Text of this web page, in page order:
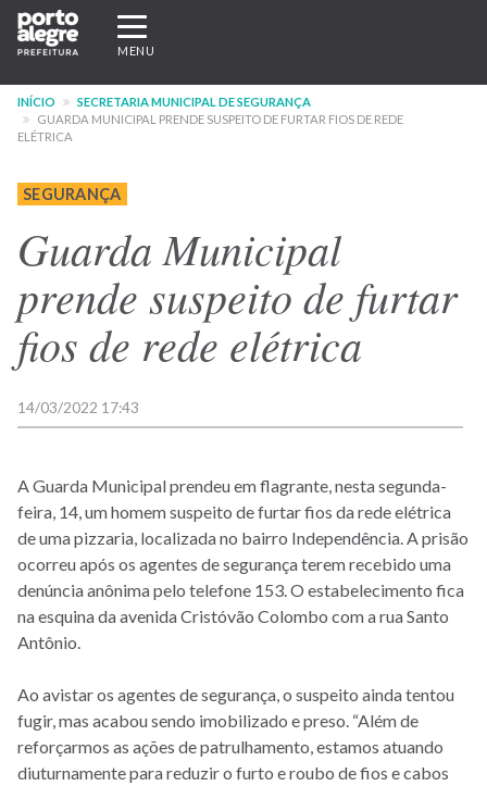
Pular
para
conteúdo
principal
Expandir/recolher
navegação
MENU
INÍCIO
SECRETARIA MUNICIPAL DE SEGURANÇA
GUARDA MUNICIPAL PRENDE SUSPEITO DE FURTAR FIOS DE REDE
ELÉTRICA
SEGURANÇA
Guarda Municipal
prende suspeito de furtar
fios de rede elétrica
14/03/2022 17:43
A Guarda Municipal prendeu em flagrante, nesta segunda-
feira, 14, um homem suspeito de furtar fios da rede elétrica
de uma pizzaria, localizada no bairro Independência. A prisão
ocorreu após os agentes de segurança terem recebido uma
denúncia anônima pelo telefone 153. O estabelecimento fica
na esquina da avenida Cristóvão Colombo com a rua Santo
Antônio.
Ao avistar os agentes de segurança, o suspeito ainda tentou
fugir, mas acabou sendo imobilizado e preso. “Além de
reforçarmos as ações de patrulhamento, estamos atuando
diuturnamente para reduzir o furto e roubo de fios e cabos